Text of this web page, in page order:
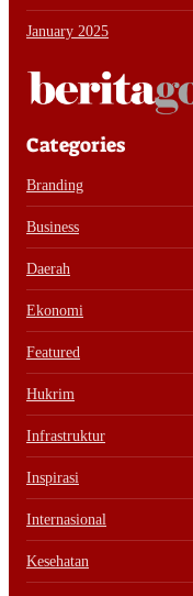
January 2025
Categories
Branding
Business
Daerah
Ekonomi
Featured
Hukrim
Infrastruktur
Inspirasi
Internasional
Kesehatan